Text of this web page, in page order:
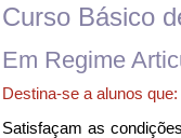
Curso Básico
Em Regime
Destina-se a alunos que:
Satisfaçam as